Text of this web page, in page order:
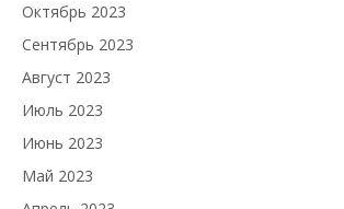
Октябрь 2023
Сентябрь 2023
Август 2023
Июль 2023
Июнь 2023
Май 2023